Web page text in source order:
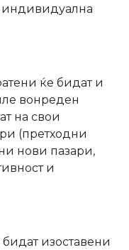
ќе бидат и
вонреден
на свои
(претходни
нови пазари,
и
изоставени